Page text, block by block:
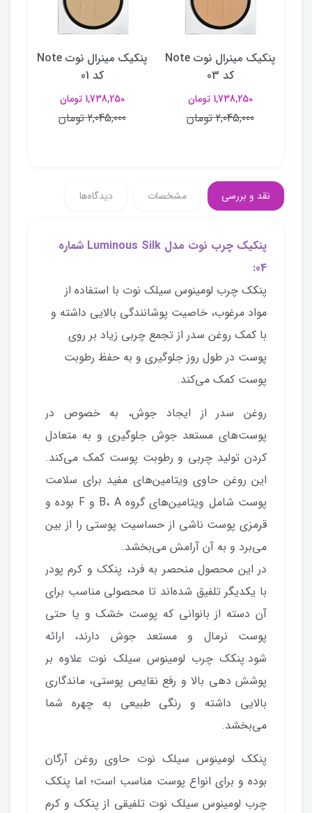
پنکیک مینرال نوت Note
کد 03
1,738,250 تومان
2,045,000 تومان
پنکیک مینرال نوت Note
کد 01
1,738,250 تومان
2,045,000 تومان
نقد و بررسی مشخصات دیدگاه‌ها
پنکیک چرب نوت مدل Luminous Silk شماره
04:
پنکک چرب لومینوس سیلک نوت با استفاده از
مواد مرغوب، خاصیت پوشانندگی بالایی داشته و
با کمک روغن سدر از تجمع چربی زیاد بر روی
پوست در طول روز جلوگیری و به حفظ رطوبت
پوست کمک می‌کند.
روغن سدر از ایجاد جوش، به خصوص در
پوست‌های مستعد جوش جلوگیری و به متعادل
کردن تولید چربی و رطوبت پوست کمک می‌کند.
این روغن حاوی ویتامین‌های مفید برای سلامت
پوست شامل ویتامین‌های گروه B، A و F بوده و
قرمزی پوست ناشی از حساسیت پوستی را از بین
می‌برد و به آن آرامش می‌بخشد.
در این محصول منحصر به فرد، پنکک و کرم پودر
با یکدیگر تلفیق شده‌اند تا محصولی مناسب برای
آن دسته از بانوانی که پوست خشک و یا حتی
پوست نرمال و مستعد جوش دارند، ارائه
شود.پنکک چرب لومینوس سیلک نوت علاوه بر
پوشش دهی بالا و رفع نقایص پوستی، ماندگاری
بالایی داشته و رنگی طبیعی به چهره شما
می‌بخشد.
پنکک لومینوس سیلک نوت حاوی روغن آرگان
بوده و برای انواع پوست مناسب است؛ اما پنکک
چرب لومینوس سیلک نوت تلفیقی از پنکک و کرم